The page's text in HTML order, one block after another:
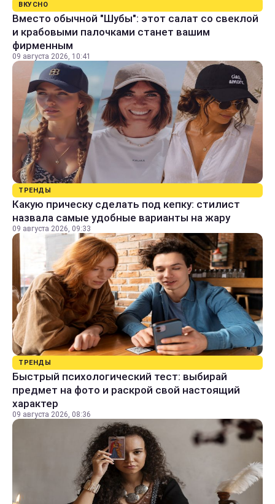
ВКУСНО
Вместо обычной "Шубы": этот салат со свеклой
и крабовыми палочками станет вашим
фирменным
09 августа 2026, 10:41
ТРЕНДЫ
Какую прическу сделать под кепку: стилист
назвала самые удобные варианты на жару
09 августа 2026, 09:33
ТРЕНДЫ
Быстрый психологический тест: выбирай
предмет на фото и раскрой свой настоящий
характер
09 августа 2026, 08:36